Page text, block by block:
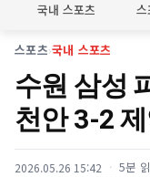
국내 스포츠
스포츠›국내 스포츠
수원 삼성
천안 3-2
2026.05.26 15:42 5분